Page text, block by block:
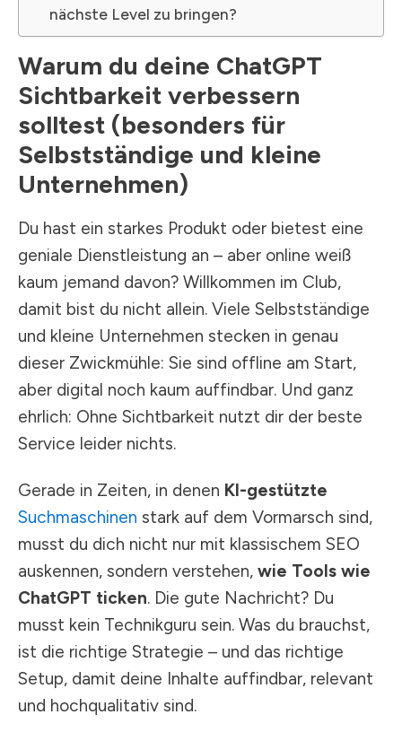
nächste Level zu bringen?
Warum du deine ChatGPT
Sichtbarkeit verbessern
solltest (besonders für
Selbstständige und kleine
Unternehmen)
Du hast ein starkes Produkt oder bietest eine
geniale Dienstleistung an – aber online weiß
kaum jemand davon? Willkommen im Club,
damit bist du nicht allein. Viele Selbstständige
und kleine Unternehmen stecken in genau
dieser Zwickmühle: Sie sind offline am Start,
aber digital noch kaum auffindbar. Und ganz
ehrlich: Ohne Sichtbarkeit nutzt dir der beste
Service leider nichts.
Gerade in Zeiten, in denen KI-gestützte
Suchmaschinen stark auf dem Vormarsch sind,
musst du dich nicht nur mit klassischem SEO
auskennen, sondern verstehen, wie Tools wie
ChatGPT ticken. Die gute Nachricht? Du
musst kein Technikguru sein. Was du brauchst,
ist die richtige Strategie – und das richtige
Setup, damit deine Inhalte auffindbar, relevant
und hochqualitativ sind.